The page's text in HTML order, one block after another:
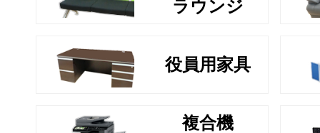
ラウンジ
役員用家具
複合機